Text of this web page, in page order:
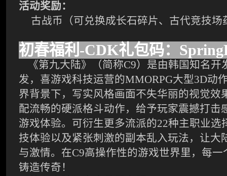
活动奖励：
古战币（可兑换成长石碎片、古代竞技场
初春福利-CDK礼包码：
《第九大陆》（简称C9）是由韩国知名开
发，喜游戏科技运营的MMORPG大型3D动
界背景下，写实风格画面不失华丽的视觉效
配流畅的硬派格斗动作，给予玩家震撼打击
游戏体验。可衍生更多流派的22种主职业选
技体验以及紧张刺激的副本乱入玩法，让大
与激情。在C9高操作性的游戏世界里，每
铸造传奇！